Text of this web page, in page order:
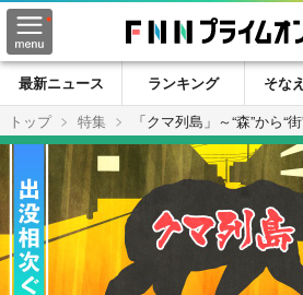
最新ニュース ランキング そな
トップ
特集 「クマ列島」～“森”から“